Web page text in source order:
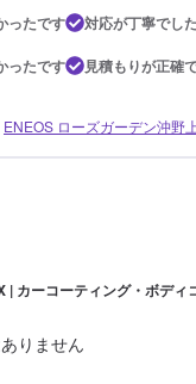
ったです
対応が丁寧でした
ったです
見積もりが正確
ENEOS ローズガーデン沖野
| カーコーティング・ボディ
りません